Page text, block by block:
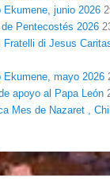
Ekumene, junio 2026
Pentecostés 2026
Fratelli di Jesus
Ekumene, mayo 2026
apoyo al Papa León
Mes de Nazaret ,